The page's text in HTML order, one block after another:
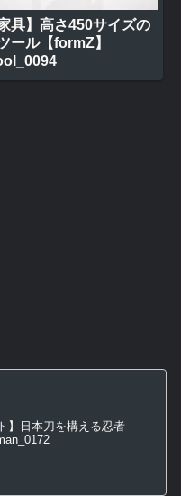
家具】高さ450サイズの
ール【formZ】
】日本刀を構える忍者